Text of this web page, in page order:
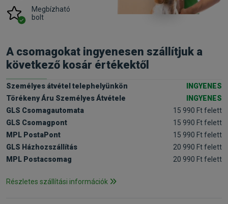
Megbízható
bolt
A csomagokat ingyenesen szállítjuk a
következő kosár értékektől
Személyes átvétel telephelyünkön
INGYENES
Törékeny Áru Személyes Átvétele
INGYENES
GLS Csomagautomata
15 990 Ft felett
GLS Csomagpont
15 990 Ft felett
MPL PostaPont
15 990 Ft felett
GLS Házhozszállítás
20 990 Ft felett
MPL Postacsomag
20 990 Ft felett
Részletes szállítási információk